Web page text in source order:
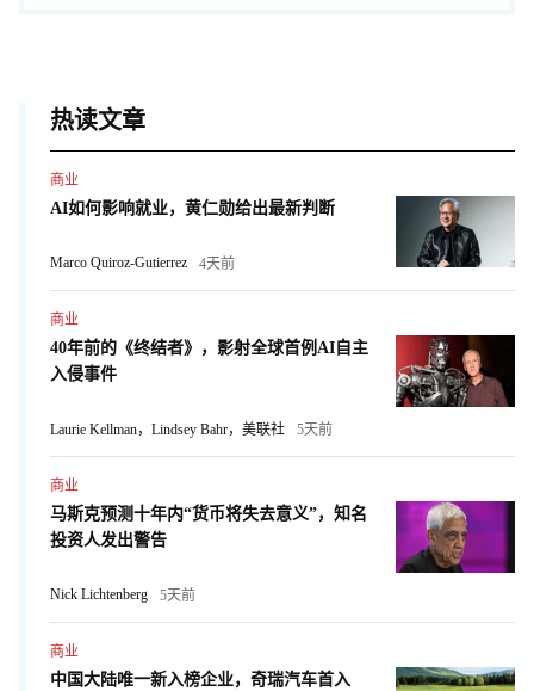
热读文章
商业
AI如何影响就业，黄仁勋给出最新判断
Marco Quiroz-Gutierrez 4天前
商业
40年前的《终结者》，影射全球首例AI自主
入侵事件
Laurie Kellman，Lindsey Bahr，美联社 5天前
商业
马斯克预测十年内“货币将失去意义”，知名
投资人发出警告
Nick Lichtenberg 5天前
商业
中国大陆唯一新入榜企业，奇瑞汽车首入